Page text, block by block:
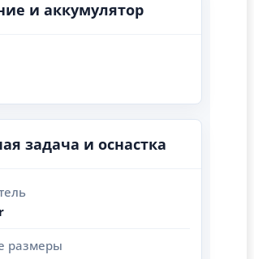
и аккумулятор
задача и оснастка
размеры